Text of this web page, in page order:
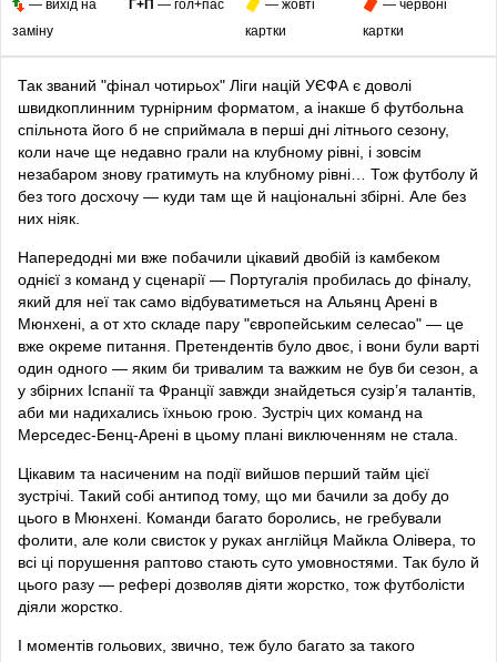
— вихід на
заміну
Г+П— гол+пас
— жовті
картки
— червоні
картки
Так званий "фінал чотирьох" Ліги націй УЄФА є доволі
швидкоплинним турнірним форматом, а інакше б футбольна
спільнота його б не сприймала в перші дні літнього сезону,
коли наче ще недавно грали на клубному рівні, і зовсім
незабаром знову гратимуть на клубному рівні… Тож футболу й
без того досхочу — куди там ще й національні збірні. Але без
них ніяк.
Напередодні ми вже побачили цікавий двобій із камбеком
однієї з команд у сценарії — Португалія пробилась до фіналу,
який для неї так само відбуватиметься на Альянц Арені в
Мюнхені, а от хто складе пару "європейським селесао" — це
вже окреме питання. Претендентів було двоє, і вони були варті
один одного — яким би тривалим та важким не був би сезон, а
у збірних Іспанії та Франції завжди знайдеться сузір’я талантів,
аби ми надихались їхньою грою. Зустріч цих команд на
Мерседес-Бенц-Арені в цьому плані виключенням не стала.
Цікавим та насиченим на події вийшов перший тайм цієї
зустрічі. Такий собі антипод тому, що ми бачили за добу до
цього в Мюнхені. Команди багато боролись, не гребували
фолити, але коли свисток у руках англійця Майкла Олівера, то
всі ці порушення раптово стають суто умовностями. Так було й
цього разу — рефері дозволяв діяти жорстко, тож футболісти
діяли жорстко.
І моментів гольових, звично, теж було багато за такого